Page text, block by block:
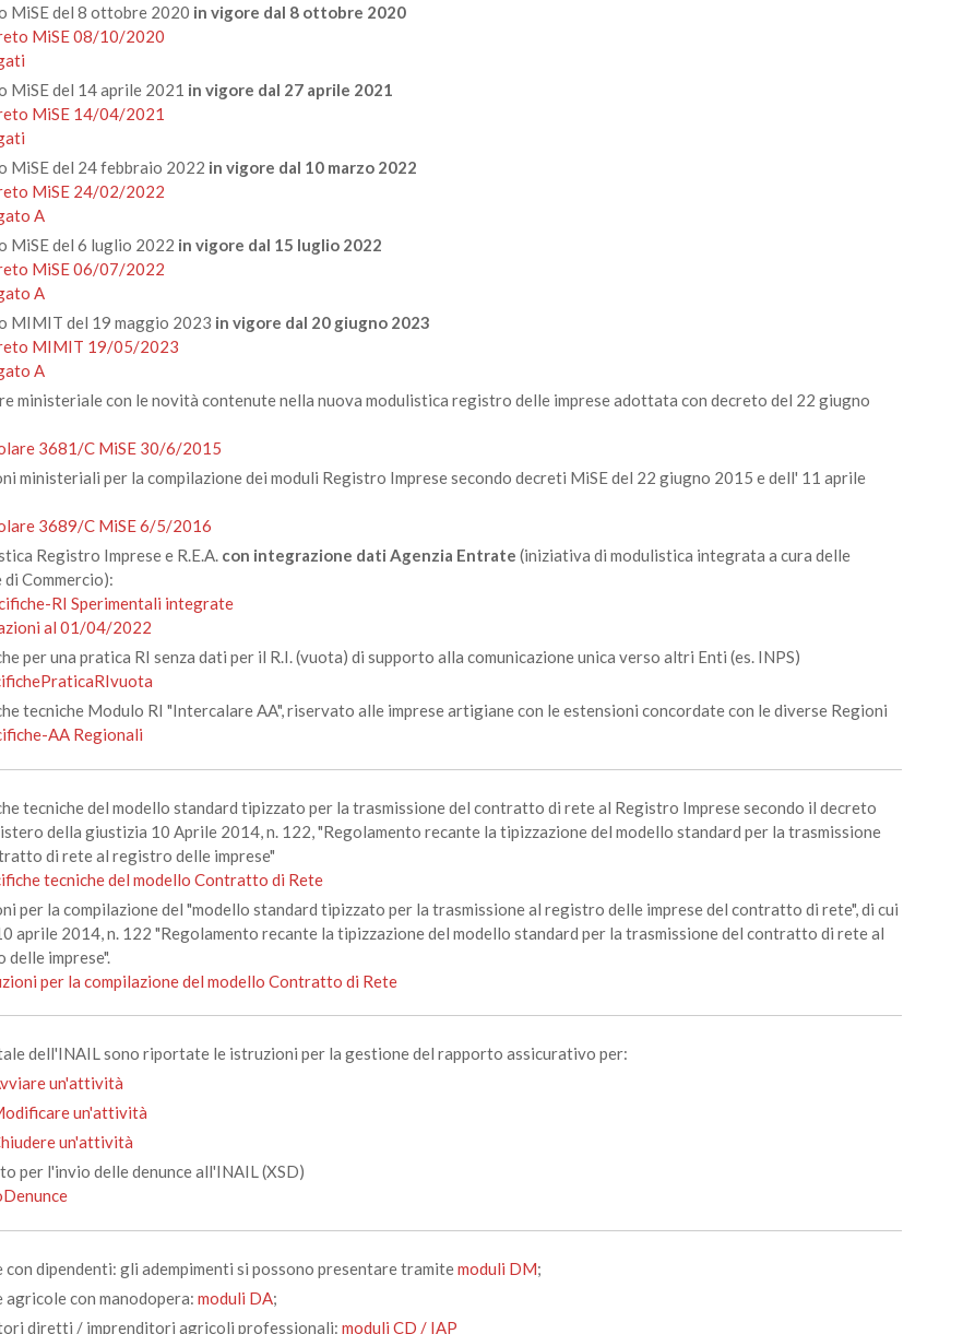
MiSE del 8 ottobre 2020 in vigore dal 8 ottobre 2020
MiSE 08/10/2020
MiSE del 14 aprile 2021 in vigore dal 27 aprile 2021
MiSE 14/04/2021
MiSE del 24 febbraio 2022 in vigore dal 10 marzo 2022
MiSE 24/02/2022
A
MiSE del 6 luglio 2022 in vigore dal 15 luglio 2022
MiSE 06/07/2022
A
MIMIT del 19 maggio 2023 in vigore dal 20 giugno 2023
MIMIT 19/05/2023
A
ministeriale con le novità contenute nella nuova modulistica registro delle imprese adottata con decreto del 22 giugno
3681/C MiSE 30/6/2015
ministeriali per la compilazione dei moduli Registro Imprese secondo decreti MiSE del 22 giugno 2015 e dell' 11 aprile
3689/C MiSE 6/5/2016
Registro Imprese e R.E.A. con integrazione dati Agenzia Entrate (iniziativa di modulistica integrata a cura delle
di Commercio):
RI Sperimentali integrate
al 01/04/2022
per una pratica RI senza dati per il R.I. (vuota) di supporto alla comunicazione unica verso altri Enti (es. INPS)
tecniche Modulo RI "Intercalare AA", riservato alle imprese artigiane con le estensioni concordate con le diverse Regioni
AA Regionali
tecniche del modello standard tipizzato per la trasmissione del contratto di rete al Registro Imprese secondo il decreto
della giustizia 10 Aprile 2014, n. 122, "Regolamento recante la tipizzazione del modello standard per la trasmissione
di rete al registro delle imprese"
tecniche del modello Contratto di Rete
per la compilazione del "modello standard tipizzato per la trasmissione al registro delle imprese del contratto di rete", di cui
aprile 2014, n. 122 "Regolamento recante la tipizzazione del modello standard per la trasmissione del contratto di rete al
delle imprese".
per la compilazione del modello Contratto di Rete
dell'INAIL sono riportate le istruzioni per la gestione del rapporto assicurativo per:
un'attività
un'attività
un'attività
per l'invio delle denunce all'INAIL (XSD)
con dipendenti: gli adempimenti si possono presentare tramitemoduli DM;
agricole con manodopera:moduli DA;
diretti / imprenditori agricoli professionali:moduli CD / IAP